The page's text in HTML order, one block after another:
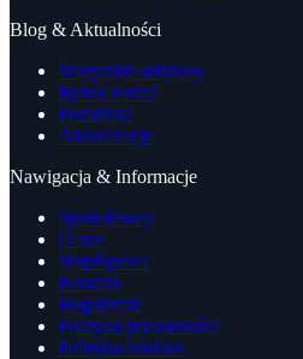
Blog & Aktualności
Wszystkie artykuły
Rynek metali
Poradniki
Aktualizacje
Nawigacja & Informacje
Sprzedawcy
O nas
Współpraca
Kontakt
Regulamin
Polityka prywatności
Polityka cookies